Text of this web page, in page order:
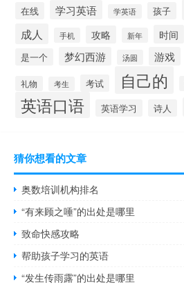
在线 学习英语 学英语 孩子
成人 手机 攻略 新年 时间
是一个
梦幻西游 汤圆 游戏
礼物 考生 考试 自己的
英语口语 英语学习 诗人
猜你想看的文章
奥数培训机构排名
“有来顾之唾”的出处是哪里
致命快感攻略
帮助孩子学习的英语
“发生传雨露”的出处是哪里